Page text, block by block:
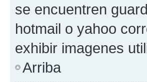
se encuentren
hotmail o yahoo
exhibir imagenes
Arriba